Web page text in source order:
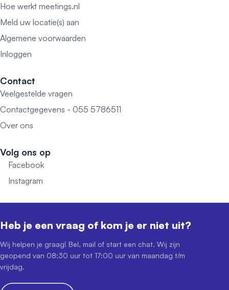
Hoe werkt meetings.nl
Meld uw locatie(s) aan
Algemene voorwaarden
Inloggen
Contact
Veelgestelde vragen
Contactgegevens - 055 5786511
Over ons
Volg ons op
Facebook
Instagram
Heb je een vraag of kom je er niet uit?
Wij helpen je graag! Bel, mail of start een chat. Wij zijn
geopend van 08:30 uur tot 17:00 uur van maandag t/m
vrijdag.